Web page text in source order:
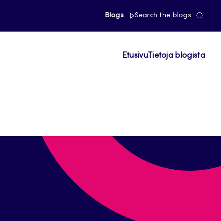
Blogs Search the blogs
EtusivuTietoja blogista